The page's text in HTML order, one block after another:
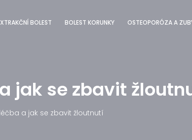
BOLEST BOLEST KORUNKY OSTEOPORÓZA A
jak se zbavit
a jak se zbavit žloutnutí